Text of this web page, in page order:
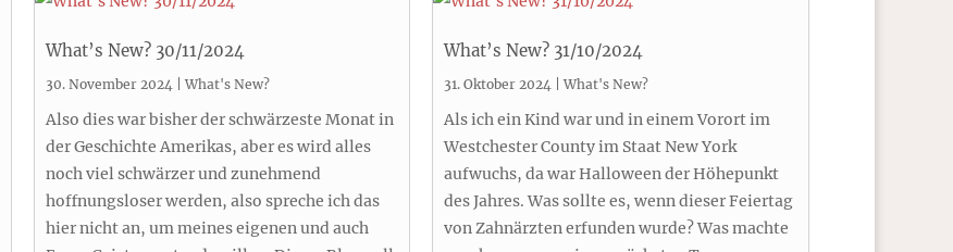
What’s New? 30/11/2024
30. November 2024 |What's New?
Also dies war bisher der schwärzeste Monat in
der Geschichte Amerikas, aber es wird alles
noch viel schwärzer und zunehmend
hoffnungsloser werden, also spreche ich das
hier nicht an, um meines eigenen und auch
What’s New? 31/10/2024
31. Oktober 2024 |What's New?
Als ich ein Kind war und in einem Vorort im
Westchester County im Staat New York
aufwuchs, da war Halloween der Höhepunkt
des Jahres. Was sollte es, wenn dieser Feiertag
von Zahnärzten erfunden wurde? Was machte